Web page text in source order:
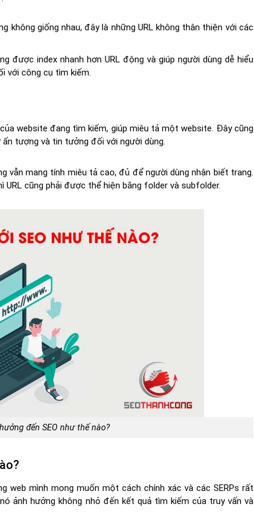
không giống nhau, đây là những URL không thân thiện với các
được index nhanh hơn URL động và giúp người dùng dễ hiểu
với công cụ tìm kiếm.
website đang tìm kiếm, giúp miêu tả một website. Đây cũng
tượng và tin tưởng đối với người dùng.
vẫn mang tính miêu tả cao, đủ để người dùng nhận biết trang.
cũng phải được thể hiện bằng folder và subfolder.
đến SEO như thế nào?
web mình mong muốn một cách chính xác và các SERPs rất
ảnh hưởng không nhỏ đến kết quả tìm kiếm của truy vấn và